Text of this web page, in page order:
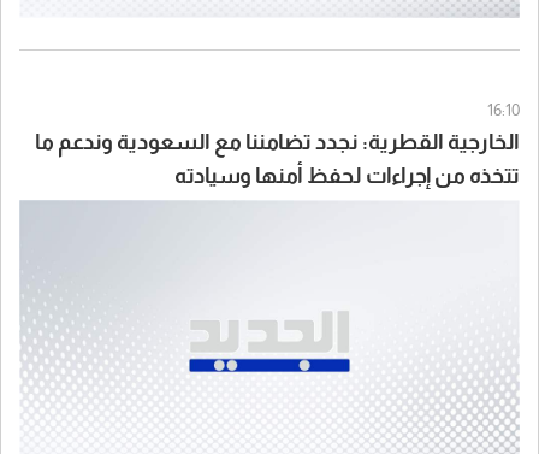
16:10
الخارجية القطرية: نجدد تضامننا مع السعودية وندعم ما
تتخذه من إجراءات لحفظ أمنها وسيادته